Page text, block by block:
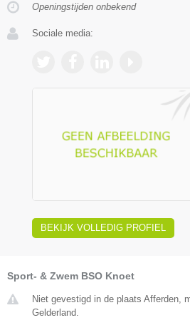
Openingstijden onbekend
Sociale media:
BEKIJK VOLLEDIG PROFIEL
Sport- & Zwem BSO Knoet
Niet gevestigd in de plaats Afferden,
Gelderland.